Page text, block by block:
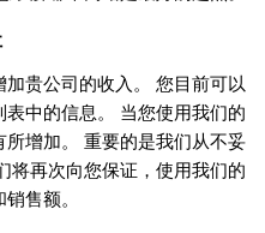
贵公司的收入。 您目前可以
中的信息。 当您使用我们的
增加。 重要的是我们从不妥
将再次向您保证，使用我们的
售额。